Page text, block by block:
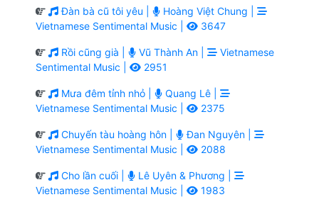
Đàn bà cũ tôi yêu |
Hoàng Việt Chung |
Vietnamese Sentimental Music |
3647
Rồi cũng già | Vũ Thành An |
Vietnamese
Sentimental Music |
2951
Mưa đêm tỉnh nhỏ |
Quang Lê |
Vietnamese Sentimental Music |
2375
Chuyến tàu hoàng hôn |
Đan Nguyên |
Vietnamese Sentimental Music |
2088
Cho lần cuối |
Lê Uyên & Phương |
Vietnamese Sentimental Music |
1983